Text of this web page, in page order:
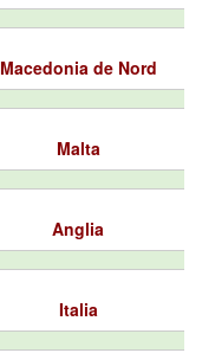
Macedonia de Nord
Malta
Anglia
Italia